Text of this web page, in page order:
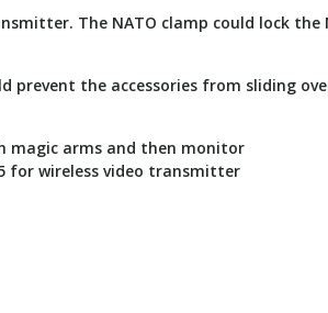
The NATO clamp could lock the
prevent the accessories from sliding
magic arms and then monitor
for wireless video transmitter